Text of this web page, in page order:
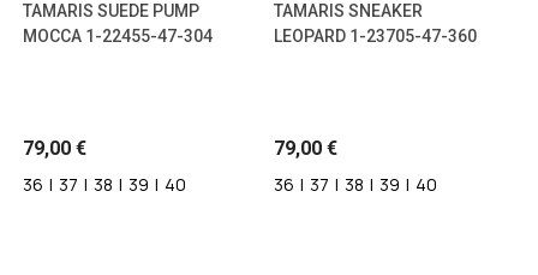
TAMARIS SUEDE PUMP
MOCCA 1-22455-47-304
79,00 €
36 | 37 | 38 | 39 | 40
TAMARIS SNEAKER
LEOPARD 1-23705-47-360
79,00 €
36 | 37 | 38 | 39 | 40